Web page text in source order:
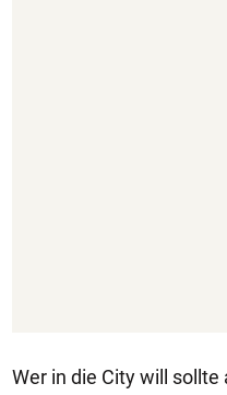
Wer in die City will sollte